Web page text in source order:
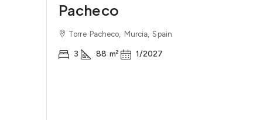
Pacheco
Torre Pacheco, Murcia, Spain
3 88 m² 1/2027